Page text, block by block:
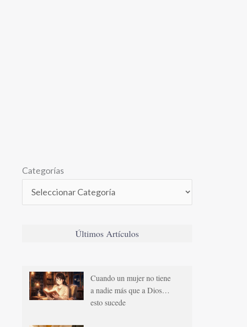
Categorías
Últimos Artículos
Cuando un mujer no tiene
a nadie más que a Dios…
esto sucede